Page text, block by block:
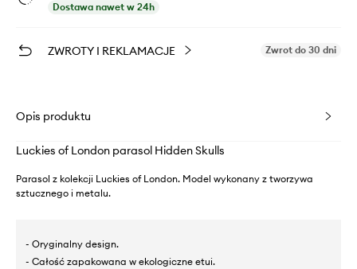
Dostawa nawet w 24h
ZWROTY I REKLAMACJE Zwrot do 30 dni
Opis produktu
Luckies of London parasol Hidden Skulls
Parasol z kolekcji Luckies of London. Model wykonany z tworzywa
sztucznego i metalu.
- Oryginalny design.
- Całość zapakowana w ekologiczne etui.